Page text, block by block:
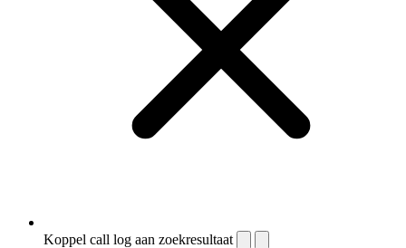
Koppel call log aan zoekresultaat